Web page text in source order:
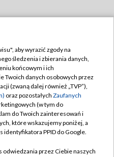
TVP
zgody
aby wyrazić zgody na
śledzenia i zbierania danych,
końcowym i ich
Twoich danych osobowych przez
(zwaną dalej również „TVP”),
oraz pozostałych Zaufanych
(w tym do
do Twoich zainteresowań i
które wskazujemy poniżej, a
identyfikatora PPID do Google.
odwiedzania przez Ciebie naszych